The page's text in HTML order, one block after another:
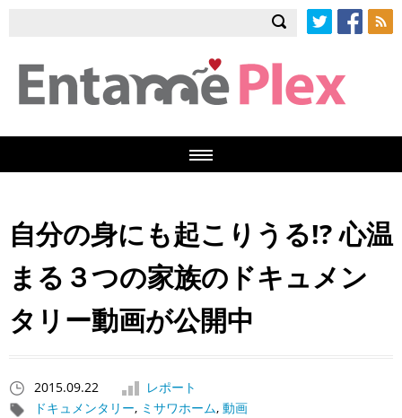
自分の身にも起こりうる!? 心温
まる３つの家族のドキュメン
タリー動画が公開中
2015.09.22
レポート
ドキュメンタリー, ミサワホーム, 動画